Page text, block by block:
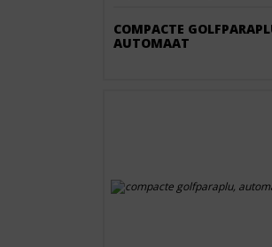
COMPACTE
AUTOMAAT